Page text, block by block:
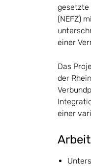
gesetzte
(NEFZ)
einer
Das
der
einer